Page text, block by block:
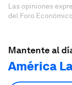
Las opiniones
del Foro
Mantente al
América